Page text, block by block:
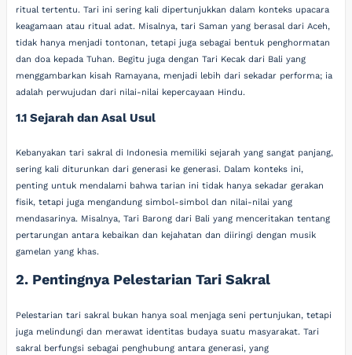
ritual tertentu. Tari ini sering kali dipertunjukkan dalam konteks upacara
keagamaan atau ritual adat. Misalnya, tari Saman yang berasal dari Aceh,
tidak hanya menjadi tontonan, tetapi juga sebagai bentuk penghormatan
dan doa kepada Tuhan. Begitu juga dengan Tari Kecak dari Bali yang
menggambarkan kisah Ramayana, menjadi lebih dari sekadar performa; ia
adalah perwujudan dari nilai-nilai kepercayaan Hindu.
1.1 Sejarah dan Asal Usul
Kebanyakan tari sakral di Indonesia memiliki sejarah yang sangat panjang,
sering kali diturunkan dari generasi ke generasi. Dalam konteks ini,
penting untuk mendalami bahwa tarian ini tidak hanya sekadar gerakan
fisik, tetapi juga mengandung simbol-simbol dan nilai-nilai yang
mendasarinya. Misalnya, Tari Barong dari Bali yang menceritakan tentang
pertarungan antara kebaikan dan kejahatan dan diiringi dengan musik
gamelan yang khas.
2. Pentingnya Pelestarian Tari Sakral
Pelestarian tari sakral bukan hanya soal menjaga seni pertunjukan, tetapi
juga melindungi dan merawat identitas budaya suatu masyarakat. Tari
sakral berfungsi sebagai penghubung antara generasi, yang